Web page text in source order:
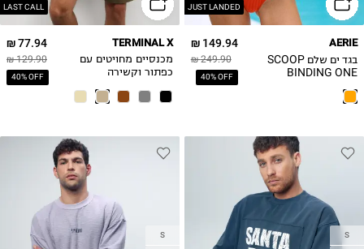
JUST LANDED
149.94 ₪
249.90 ₪
40% OFF
AERIE
בגד ים שלם SCOOP
BINDING ONE
LAST CALL
77.94 ₪
129.90 ₪
40% OFF
TERMINAL X
מכנסיים מחויטים עם
כפתור וקשירה
S
S